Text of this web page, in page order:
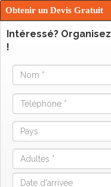
Obtenir un Devis Gratuit
Intéressé?
!